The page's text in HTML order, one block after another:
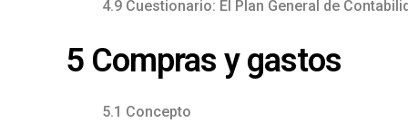
4.9 Cuestionario: El Plan General de
5 Compras y gastos
5.1 Concepto